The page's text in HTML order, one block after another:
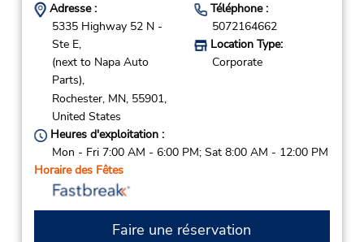
Adresse :
5335 Highway 52 N -
Ste E,
(next to Napa Auto
Parts),
Rochester, MN, 55901,
United States
Téléphone :
5072164662
Location Type:
Corporate
Heures d'exploitation :
Mon - Fri 7:00 AM - 6:00 PM; Sat 8:00 AM - 12:00 PM
Horaire des Fêtes
Faire une réservation